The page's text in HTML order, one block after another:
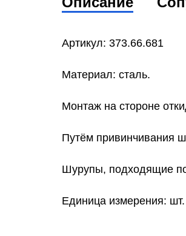
Артикул: 373.66.681
Материал: сталь.
Монтаж на стороне
Путём привинчивания
Шурупы, подходящие
Единица измерения: шт.